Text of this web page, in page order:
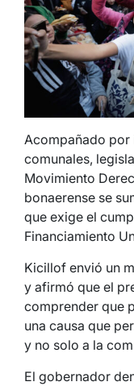
Acompañado por
comunales,
Movimiento
bonaerense se
que exige el
Financiamiento
Kicillof envió un
y afirmó que el
comprender que
una causa que
y no solo a la
El gobernador